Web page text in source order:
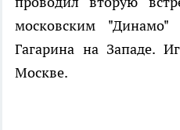
московским
Гагарина на Западе.
Москве.